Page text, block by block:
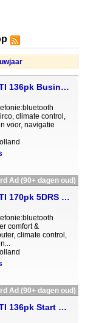
Opel Insignia 1.6 CDTI 136pk Business Executive Panoramadak Xe
climate control,
voor, navigatie
Ad (90+ dagen oud)
Opel Insignia 2.0 CDTI 170pk 5DRS Business Executive
comfort &
climate control,
Ad (90+ dagen oud)
Opel Insignia 1.6 CDTI 136pk Start Stop Business Executive